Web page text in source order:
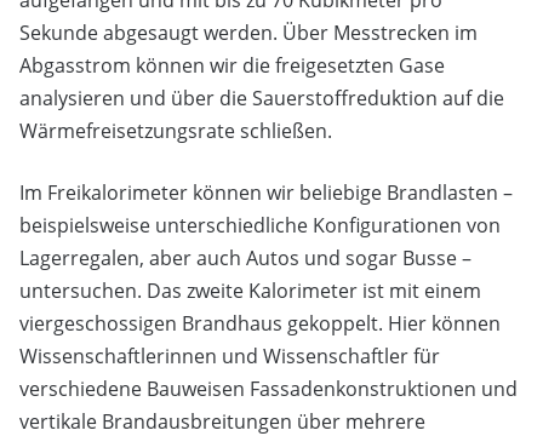
Sekunde abgesaugt werden. Über Messtrecken im
Abgasstrom können wir die freigesetzten Gase
analysieren und über die Sauerstoffreduktion auf die
Wärmefreisetzungsrate schließen.
Im Freikalorimeter können wir beliebige Brandlasten ­–
beispielsweise unterschiedliche Konfigurationen von
Lagerregalen, aber auch Autos und sogar Busse ­–
untersuchen. Das zweite Kalorimeter ist mit einem
viergeschossigen Brandhaus gekoppelt. Hier können
Wissenschaftlerinnen und Wissenschaftler für
verschiedene Bauweisen Fassadenkonstruktionen und
vertikale Brandausbreitungen über mehrere